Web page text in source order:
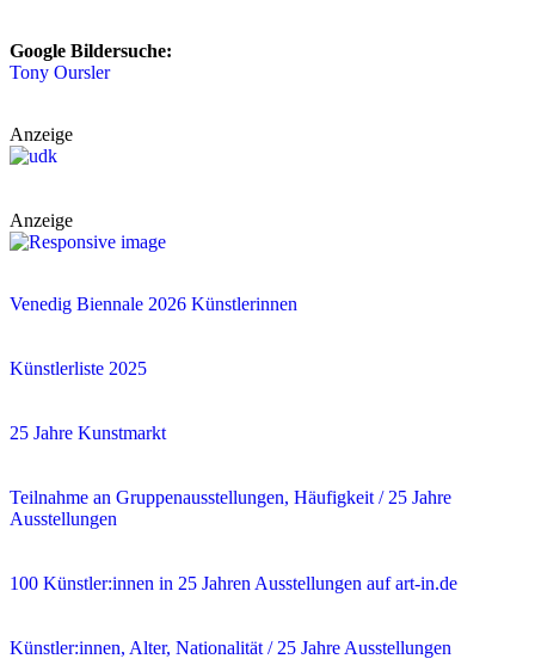
Google Bildersuche:
Tony Oursler
Anzeige
Anzeige
Venedig Biennale 2026 Künstlerinnen
Künstlerliste 2025
25 Jahre Kunstmarkt
Teilnahme an Gruppenausstellungen, Häufigkeit / 25 Jahre
Ausstellungen
100 Künstler:innen in 25 Jahren Ausstellungen auf art-in.de
Künstler:innen, Alter, Nationalität / 25 Jahre Ausstellungen